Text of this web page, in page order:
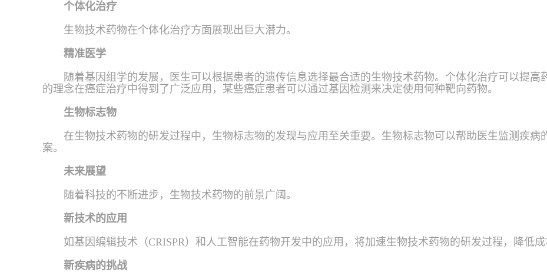
个体化治疗
生物技术药物在个体化治疗方面展现出巨大潜力。
精准医学
随着基因组学的发展，医生可以根据患者的遗传信息选择最合适的生物技术药物。个体化治疗可以提
的理念在癌症治疗中得到了广泛应用，某些癌症患者可以通过基因检测来决定使用何种靶向药物。
生物标志物
在生物技术药物的研发过程中，生物标志物的发现与应用至关重要。生物标志物可以帮助医生监测疾病
案。
未来展望
随着科技的不断进步，生物技术药物的前景广阔。
新技术的应用
如基因编辑技术（CRISPR）和人工智能在药物开发中的应用，将加速生物技术药物的研发过程，降低
新疾病的挑战